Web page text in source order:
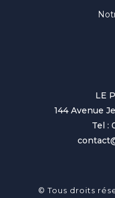
LE
144 Avenue
Tel :
© Tous droits